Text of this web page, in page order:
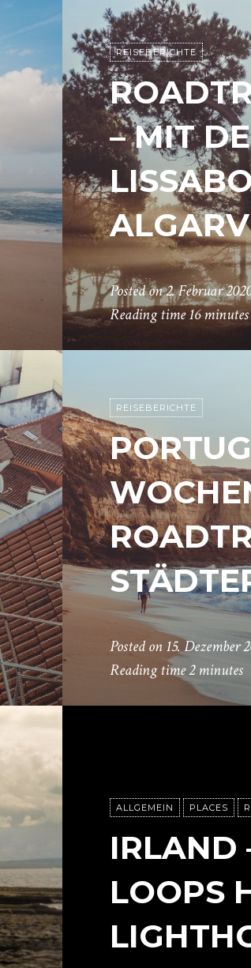
REISEBERICHTE
– MIT
Posted on2. Februar
Reading time16 minutes
REISEBERICHTE
Posted on15. Dezember
Reading time2 minutes
ALLGEMEIN PLACES
IRLAND
LOOPS